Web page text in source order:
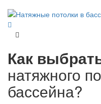
Как
натяжного
бассейна?